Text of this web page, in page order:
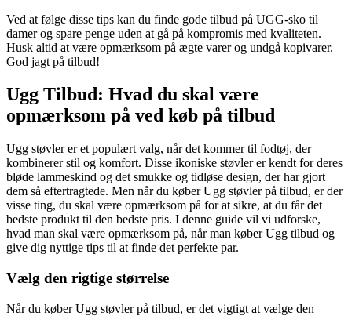
Ved at følge disse tips kan du finde gode tilbud på UGG-sko til
damer og spare penge uden at gå på kompromis med kvaliteten.
Husk altid at være opmærksom på ægte varer og undgå kopivarer.
God jagt på tilbud!
Ugg Tilbud: Hvad du skal være
opmærksom på ved køb på tilbud
Ugg støvler er et populært valg, når det kommer til fodtøj, der
kombinerer stil og komfort. Disse ikoniske støvler er kendt for deres
bløde lammeskind og det smukke og tidløse design, der har gjort
dem så eftertragtede. Men når du køber Ugg støvler på tilbud, er der
visse ting, du skal være opmærksom på for at sikre, at du får det
bedste produkt til den bedste pris. I denne guide vil vi udforske,
hvad man skal være opmærksom på, når man køber Ugg tilbud og
give dig nyttige tips til at finde det perfekte par.
Vælg den rigtige størrelse
Når du køber Ugg støvler på tilbud, er det vigtigt at vælge den